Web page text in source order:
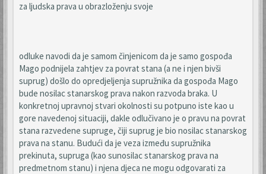
za ljudska prava u obrazloženju svoje
odluke navodi da je samom činjenicom da je samo gospođa
Mago podnijela zahtjev za povrat stana (a ne i njen bivši
suprug) došlo do opredjeljenja supružnika da gospođa Mago
bude nosilac stanarskog prava nakon razvoda braka. U
konkretnoj upravnoj stvari okolnosti su potpuno iste kao u
gore navedenoj situaciji, dakle odlučivano je o pravu na povrat
stana razvedene supruge, čiji suprug je bio nosilac stanarskog
prava na stanu. Budući da je veza između supružnika
prekinuta, supruga (kao sunosilac stanarskog prava na
predmetnom stanu) i njena djeca ne mogu odgovarati za